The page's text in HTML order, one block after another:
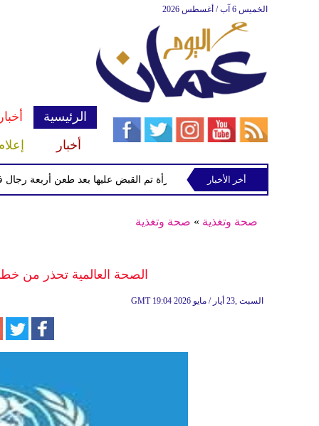
الخميس 6 آب / أغسطس 2026
الرئيسية
أخبار
الشرطة تعتقل إمرأة تم القبض عليها بعد طعن أربعة رجال في
أخر الأخبار
صحة وتغذية » صحة وتغذية
الصحة العالمية تحذر من
GMT 19:04 2026 السبت ,23 أيار / مايو